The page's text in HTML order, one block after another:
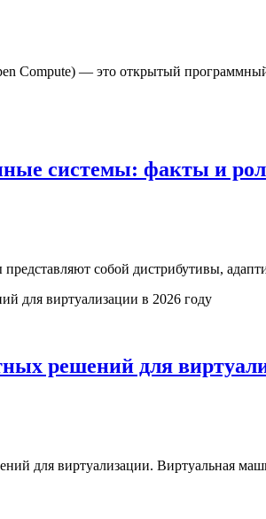
Compute) — это открытый
системы: факты и
собой дистрибутивы,
решений для
для виртуализации. Виртуальная